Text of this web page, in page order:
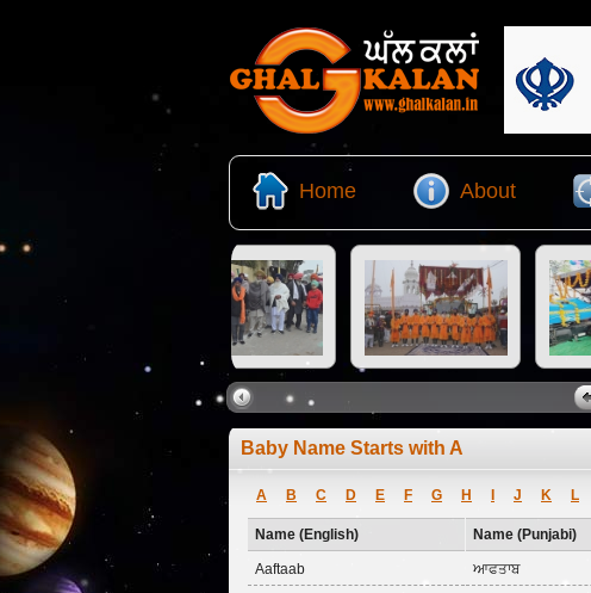
Home About
Baby Name Starts with A
A B C D E F G H J K L
Name (English) Name (Punjabi)
Aaftaab
ਆਫਤਾਬ